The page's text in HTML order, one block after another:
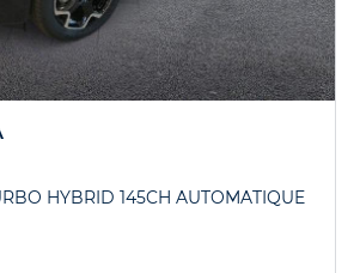
HYBRID 145CH AUTOMATIQUE